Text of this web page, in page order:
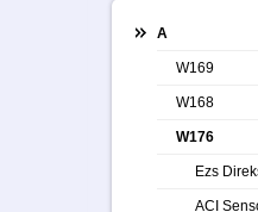
A
W169
W168
W176
Ezs
ACI